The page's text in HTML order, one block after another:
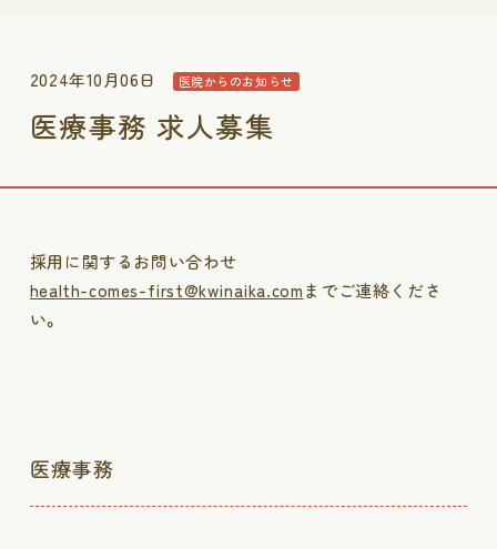
2024年10月06日 医院からのお知らせ
医療事務 求人募集
採用に関するお問い合わせ
health-comes-first@kwinaika.comまでご連絡くださ
い。
医療事務